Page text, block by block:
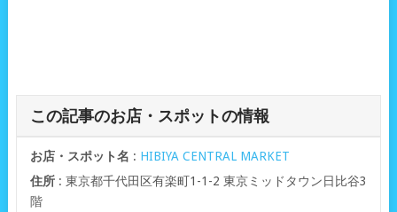
この記事のお店・スポットの情報
お店・スポット名 : HIBIYA CENTRAL MARKET
住所: 東京都千代田区有楽町1-1-2 東京ミッドタウン日比谷3
階